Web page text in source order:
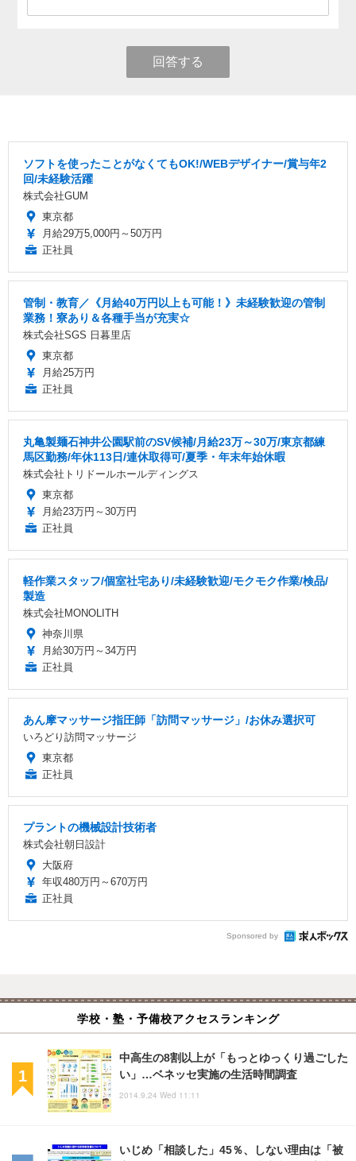
回答する
ソフトを使ったことがなくてもOK!/WEBデザイナー/賞与年2
回/未経験活躍
株式会社GUM
東京都
月給29万5,000円～50万円
正社員
管制・教育／《月給40万円以上も可能！》未経験歓迎の管制
業務！寮あり＆各種手当が充実☆
株式会社SGS 日暮里店
東京都
月給25万円
正社員
丸亀製麺石神井公園駅前のSV候補/月給23万～30万/東京都練
馬区勤務/年休113日/連休取得可/夏季・年末年始休暇
株式会社トリドールホールディングス
東京都
月給23万円～30万円
正社員
軽作業スタッフ/個室社宅あり/未経験歓迎/モクモク作業/検品/
製造
株式会社MONOLITH
神奈川県
月給30万円～34万円
正社員
あん摩マッサージ指圧師「訪問マッサージ」/お休み選択可
いろどり訪問マッサージ
東京都
正社員
プラントの機械設計技術者
株式会社朝日設計
大阪府
年収480万円～670万円
正社員
Sponsored by
学校・塾・予備校アクセスランキング
中高生の8割以上が「もっとゆっくり過ごした
い」…ベネッセ実施の生活時間調査
2014.9.24 Wed 11:11
いじめ「相談した」45％、しない理由は「被